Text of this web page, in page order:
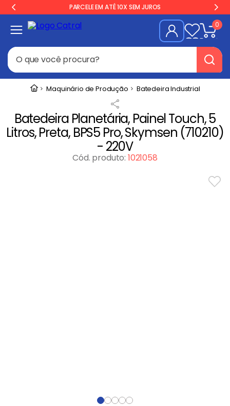
PARCELE EM ATÉ 10X SEM JUROS
0
O que você procura?
Maquinário de Produção Batedeira Industrial
Batedeira Planetária, Painel Touch, 5
Litros, Preta, BPS5 Pro, Skymsen (710210)
- 220V
Cód. produto: 1021058
Termos mais buscados
2º Geladeira
3º Balança